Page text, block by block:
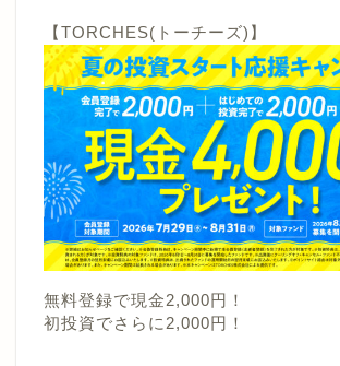
【TORCHES(トーチーズ)】
無料登録で現金2,000円！
初投資でさらに2,000円！